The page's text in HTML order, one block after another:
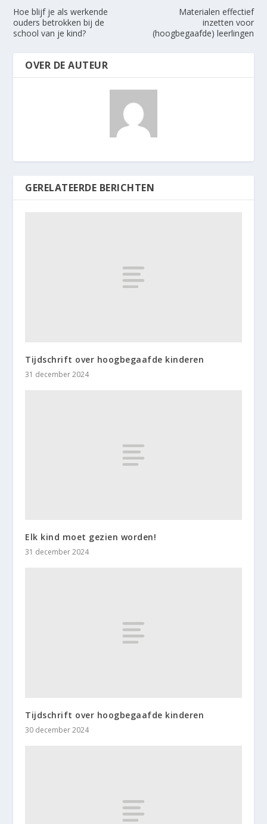
Hoe blijf je als werkende
ouders betrokken bij de
school van je kind?
Materialen effectief
inzetten voor
(hoogbegaafde) leerlingen
OVER DE AUTEUR
GERELATEERDE BERICHTEN
Tijdschrift over hoogbegaafde kinderen
31 december 2024
Elk kind moet gezien worden!
31 december 2024
Tijdschrift over hoogbegaafde kinderen
30 december 2024